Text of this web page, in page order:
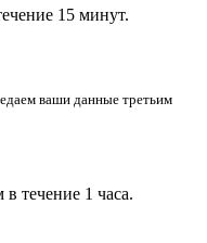
15 минут.
ваши данные третьим
течение 1 часа.